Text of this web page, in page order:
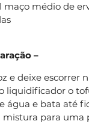
maço médio de
–
e deixe escorrer
liquidificador o
água e bata até
mistura para uma